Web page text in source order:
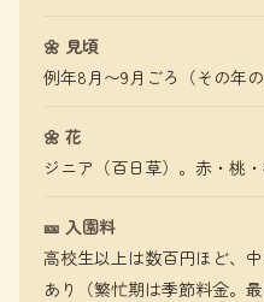
🌼 見頃
例年8月〜9月ごろ（その年
🌼 花
ジニア（百日草）。赤・桃
🎫 入園料
高校生以上は数百円ほど、
あり（繁忙期は季節料金。最